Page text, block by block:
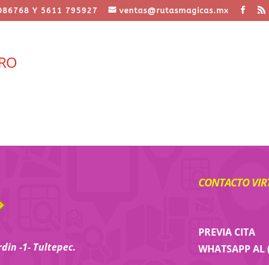
Y 5611 795927 ventas@rutasmagicas.mx
-1- Tultepec.
CONTACTO
PREVIA CITA
WHATSAPP